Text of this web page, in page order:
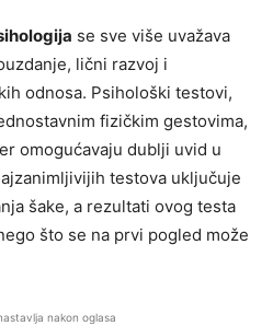
se sve više uvažava
lični razvoj i
odnosa. Psihološki testovi,
fizičkim gestovima,
omogućavaju dublji uvid u
testova uključuje
šake, a rezultati ovog testa
što se na prvi pogled može
nakon oglasa